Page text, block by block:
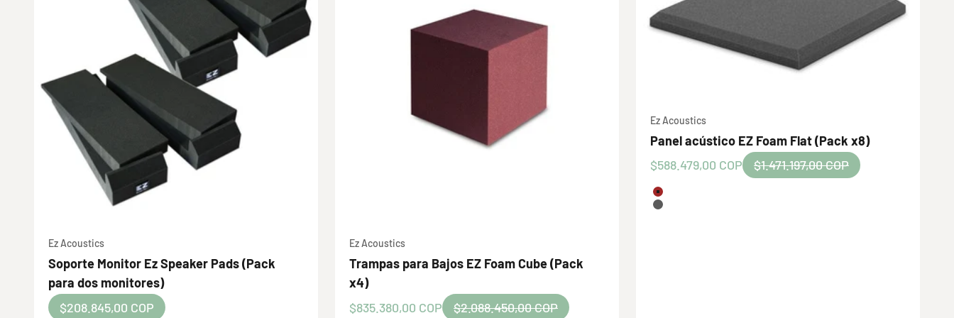
Ez Acoustics
Soporte Monitor Ez Speaker Pads (Pack
para dos monitores)
Precio de oferta
$208.845,00 COP
Ez Acoustics
Trampas para Bajos EZ Foam Cube (Pack
x4)
Precio de oferta
$835.380,00 COP Precio normal
$2.088.450,00 COP
Ez Acoustics
Panel acústico EZ Foam Flat (Pack x8)
Precio de oferta
$588.479,00 COP Precio normal
$1.471.197,00 COP
Color
Granate
Gris
Audix OM2